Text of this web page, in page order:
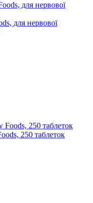
для нервової
250 таблеток